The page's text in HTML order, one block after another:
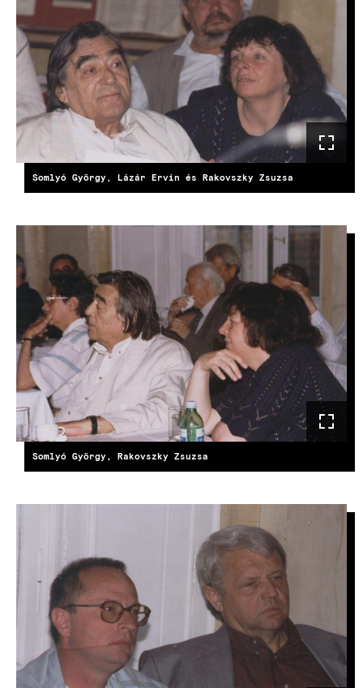
Somlyó György, Lázár Ervin és Rakovszky Zsuzsa
Somlyó György, Rakovszky Zsuzsa